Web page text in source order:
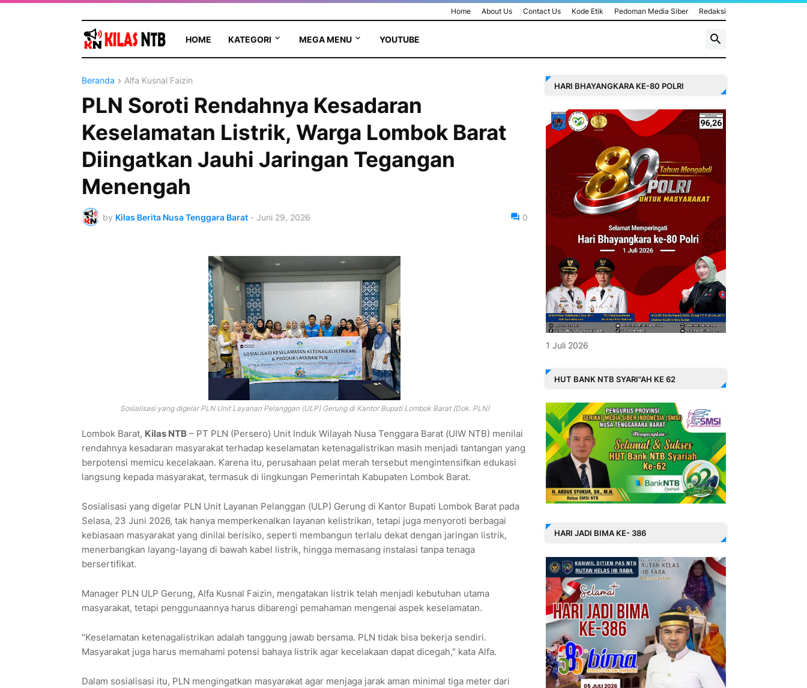
Home About Us Contact Us Kode Etik Pedoman Media Siber Redaksi
HOME KATEGORI MEGA MENU YOUTUBE
Beranda Alfa Kusnal Faizin
PLN Soroti Rendahnya Kesadaran
Keselamatan Listrik, Warga Lombok Barat
Diingatkan Jauhi Jaringan Tegangan
Menengah
by Kilas Berita Nusa Tenggara Barat - Juni 29, 2026 0
Sosialisasi yang digelar PLN Unit Layanan Pelanggan (ULP) Gerung di Kantor Bupati Lombok Barat (Dok. PLN)
Lombok Barat, Kilas NTB– PT PLN (Persero) Unit Induk Wilayah Nusa Tenggara Barat (UIW NTB) menilai
rendahnya kesadaran masyarakat terhadap keselamatan ketenagalistrikan masih menjadi tantangan yang
berpotensi memicu kecelakaan. Karena itu, perusahaan pelat merah tersebut mengintensifkan edukasi
langsung kepada masyarakat, termasuk di lingkungan Pemerintah Kabupaten Lombok Barat.
Sosialisasi yang digelar PLN Unit Layanan Pelanggan (ULP) Gerung di Kantor Bupati Lombok Barat pada
Selasa, 23 Juni 2026, tak hanya memperkenalkan layanan kelistrikan, tetapi juga menyoroti berbagai
kebiasaan masyarakat yang dinilai berisiko, seperti membangun terlalu dekat dengan jaringan listrik,
menerbangkan layang-layang di bawah kabel listrik, hingga memasang instalasi tanpa tenaga
bersertifikat.
Manager PLN ULP Gerung, Alfa Kusnal Faizin, mengatakan listrik telah menjadi kebutuhan utama
masyarakat, tetapi penggunaannya harus dibarengi pemahaman mengenai aspek keselamatan.
"Keselamatan ketenagalistrikan adalah tanggung jawab bersama. PLN tidak bisa bekerja sendiri.
Masyarakat juga harus memahami potensi bahaya listrik agar kecelakaan dapat dicegah," kata Alfa.
Dalam sosialisasi itu, PLN mengingatkan masyarakat agar menjaga jarak aman minimal tiga meter dari
HARI BHAYANGKARA KE-80 POLRI
1 Juli 2026
HUT BANK NTB SYARI"AH KE 62
HARI JADI BIMA KE- 386